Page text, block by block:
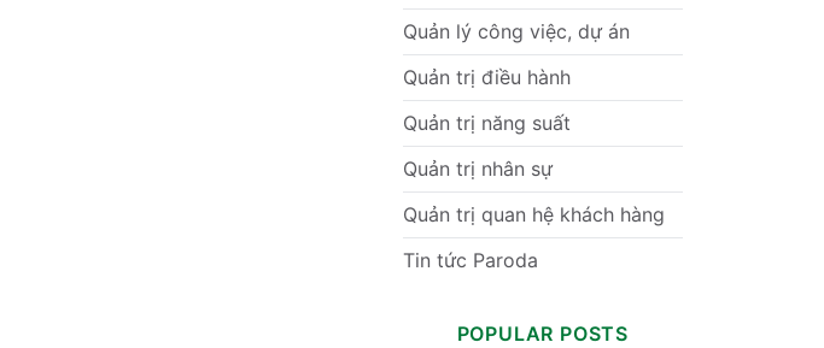
Quản lý công việc, dự án
Quản trị điều hành
Quản trị năng suất
Quản trị nhân sự
Quản trị quan hệ khách hàng
Tin tức Paroda
POPULAR POSTS